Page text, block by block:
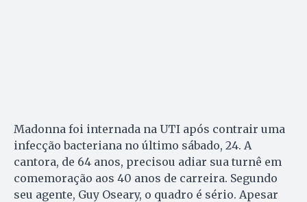
Madonna foi internada na UTI após contrair uma
infecção bacteriana no último sábado, 24. A
cantora, de 64 anos, precisou adiar sua turnê em
comemoração aos 40 anos de carreira. Segundo
seu agente, Guy Oseary, o quadro é sério. Apesar